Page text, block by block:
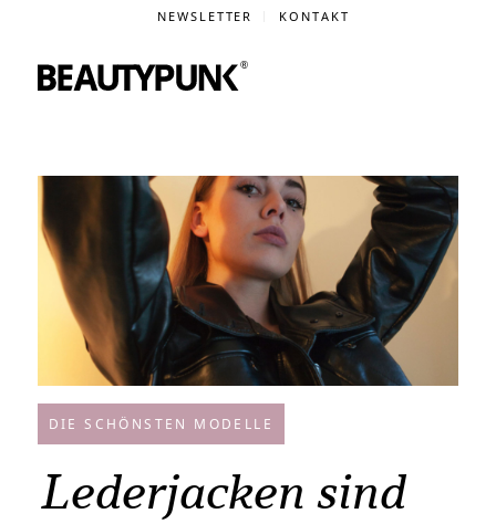
NEWSLETTER KONTAKT
DIE SCHÖNSTEN MODELLE
Lederjacken sind